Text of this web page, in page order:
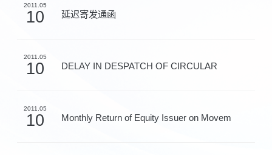
2011.05
10 延迟寄发通函
2011.05
10 DELAY IN DESPATCH OF CIRCULAR
2011.05
10 Monthly Return of Equity Issuer on Movem